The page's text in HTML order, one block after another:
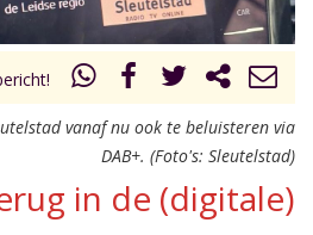
vanaf nu ook te beluisteren via
DAB+. (Foto's: Sleutelstad)
in de (digitale)